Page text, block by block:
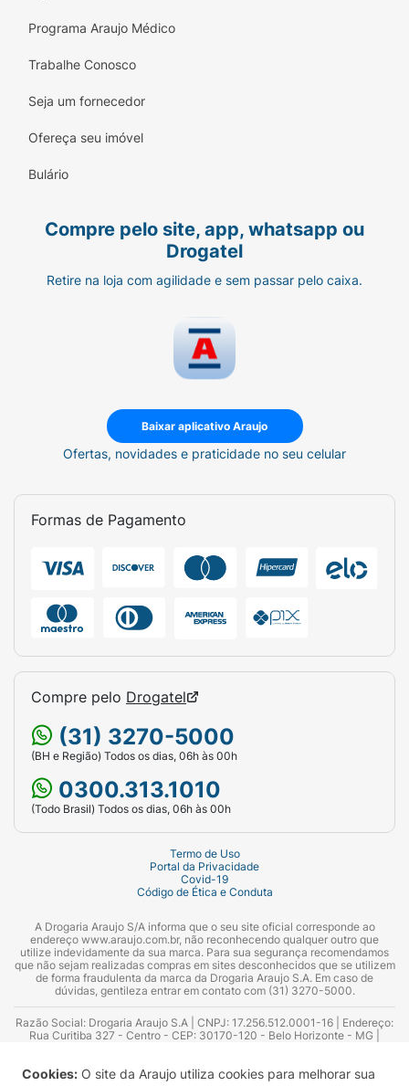
Cookies: O site da Araujo utiliza cookies para melhorar sua
Programa Araujo Médico
Trabalhe Conosco
Seja um fornecedor
Ofereça seu imóvel
Bulário
Compre pelo site, app, whatsapp ou
Drogatel
Retire na loja com agilidade e sem passar pelo caixa.
Baixar aplicativo Araujo
Ofertas, novidades e praticidade no seu celular
Formas de Pagamento
Compre pelo Drogatel
(31) 3270-5000
(BH e Região) Todos os dias, 06h às 00h
0300.313.1010
(Todo Brasil) Todos os dias, 06h às 00h
Termo de Uso
Portal da Privacidade
Covid-19
Código de Ética e Conduta
A Drogaria Araujo S/A informa que o seu site oficial corresponde ao
endereço www.araujo.com.br, não reconhecendo qualquer outro que
utilize indevidamente da sua marca. Para sua segurança recomendamos
que não sejam realizadas compras em sites desconhecidos que se utilizem
de forma fraudulenta da marca da Drogaria Araujo S.A. Em caso de
dúvidas, gentileza entrar em contato com (31) 3270-5000.
Razão Social: Drogaria Araujo S.A | CNPJ: 17.256.512.0001-16 | Endereço:
Rua Curitiba 327 - Centro - CEP: 30170-120 - Belo Horizonte - MG |
Azevedo Guimarães – CRF 10.965 | Yasmin Silva Alvarenga – CRF 52.584 -